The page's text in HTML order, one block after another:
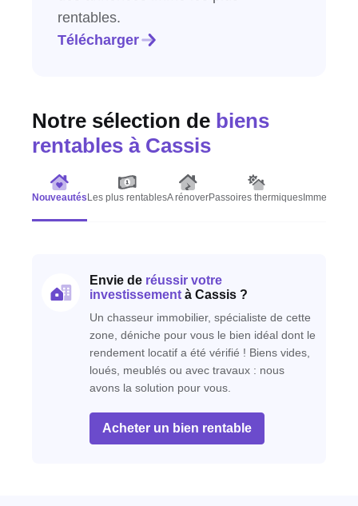
rentables.
Télécharger
Notre sélection de biens
rentables à Cassis
Nouveautés Les plus rentablesA rénoverPassoires thermiques Immeubles
Envie de réussir votre
investissement à Cassis ?
Un chasseur immobilier, spécialiste de cette
zone, déniche pour vous le bien idéal dont le
rendement locatif a été vérifié ! Biens vides,
loués, meublés ou avec travaux : nous
avons la solution pour vous.
Acheter un bien rentable